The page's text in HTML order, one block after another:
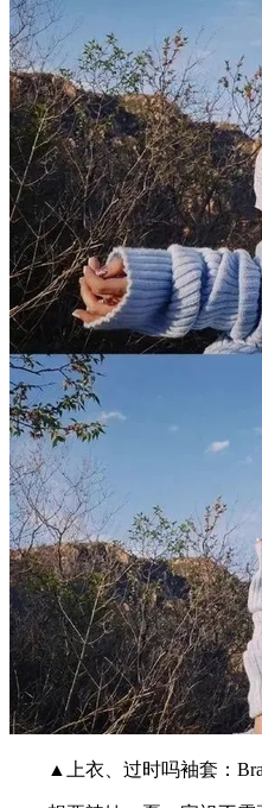
▲上衣、过时吗袖套：